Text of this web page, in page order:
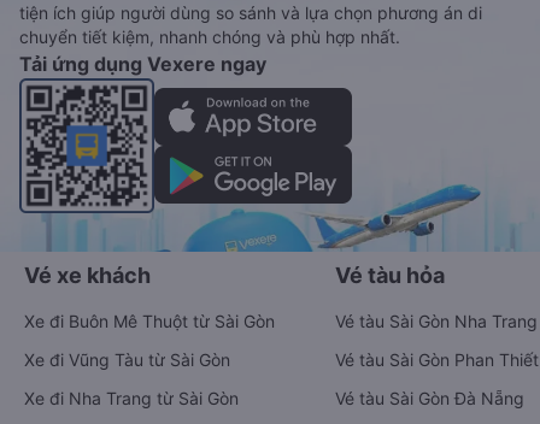
tiện ích giúp người dùng so sánh và lựa chọn phương án di
chuyển tiết kiệm, nhanh chóng và phù hợp nhất.
Tải ứng dụng Vexere ngay
Vé xe khách
Xe đi Buôn Mê Thuột từ Sài Gòn
Xe đi Vũng Tàu từ Sài Gòn
Xe đi Nha Trang từ Sài Gòn
Vé tàu hỏa
Vé tàu Sài Gòn Nha Trang
Vé tàu Sài Gòn Phan Thiết
Vé tàu Sài Gòn Đà Nẵng